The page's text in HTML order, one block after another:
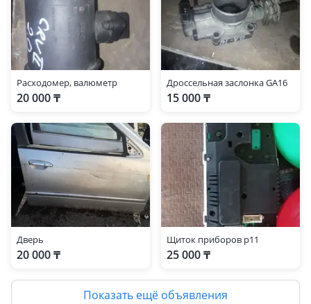
Расходомер, валюметр
20 000 ₸
Дроссельная заслонка GA16
15 000 ₸
Дверь
20 000 ₸
Щиток приборов р11
25 000 ₸
Показать ещё объявления